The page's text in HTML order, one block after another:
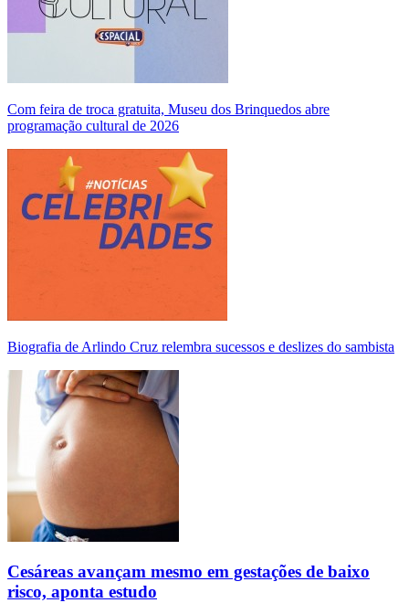
Com feira de troca gratuita, Museu dos Brinquedos abre
programação cultural de 2026
Biografia de Arlindo Cruz relembra sucessos e deslizes do sambista
Cesáreas avançam mesmo em gestações de baixo
risco, aponta estudo